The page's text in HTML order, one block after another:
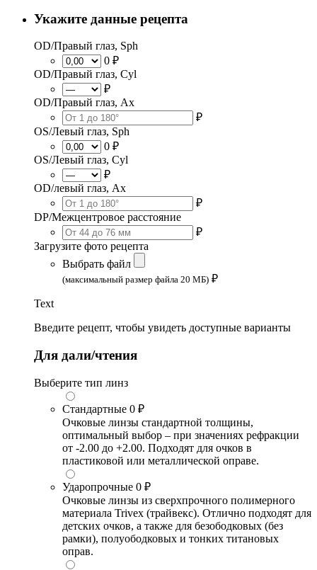
Укажите данные рецепта
OD/Правый глаз, Sph
0 ₽
OD/Правый глаз, Cyl
₽
OD/Правый глаз, Ax
₽
OS/Левый глаз, Sph
0 ₽
OS/Левый глаз, Cyl
₽
OD/левый глаз, Ax
₽
DP/Межцентровое расстояние
₽
Загрузите фото рецепта
Выбрать файл
(максимальный размер файла 20 МБ) ₽
Text
Введите рецепт, чтобы увидеть доступные варианты
Для дали/чтения
Выберите тип линз
Стандартные 0 ₽
Очковые линзы стандартной толщины,
оптимальный выбор – при значениях рефракции
от -2.00 до +2.00. Подходят для очков в
пластиковой или металлической оправе.
Ударопрочные 0 ₽
Очковые линзы из сверхпрочного полимерного
материала Trivex (трайвекс). Отлично подходят для
детских очков, а также для безободковых (без
рамки), полуободковых и тонких титановых
оправ.